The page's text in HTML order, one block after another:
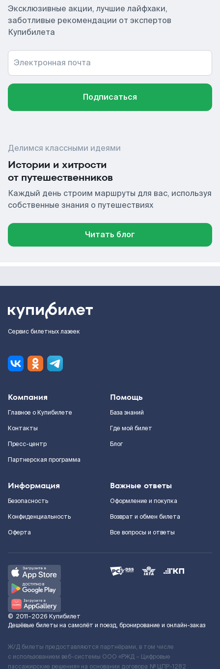
Эксклюзивные акции, лучшие лайфхаки,
заботливые рекомендации от экспертов
Купибилета
Электронная почта
Подписаться
Делимся классными идеями
Истории и хитрости
от путешественников
Каждый день строим маршруты для вас, используя
собственные знания о путешествиях
Читать блог
Сервис билетных лазеек
Компания
Главное о Купибилете
Контакты
Пресс-центр
Партнерская программа
Помощь
База знаний
Где мой билет
Блог
Информация
Безопасность
Конфиденциальность
Оферта
Важные ответы
Оформление и покупка
Возврат и обмен билета
Все вопросы и ответы
© 2011–2026 Купибилет
Дешёвые билеты на самолёт и поезд, бронирование и онлайн-заказ
Ж/Д билеты предоставляются партнёрами, в том числе
с использованием веб-системы ООО «РЖД – Цифровые
пассажирские решения» на основании договора № ЦПР-1282